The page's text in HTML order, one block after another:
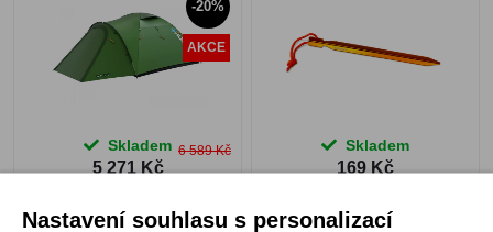
-20%
AKCE
Skladem 6 589 Kč
5 271 Kč
Skladem
169 Kč
Nastavení souhlasu s personalizací